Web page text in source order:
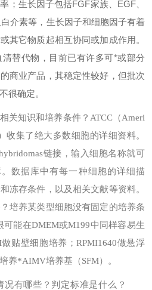
；生长因子包括FGF家族、EGF、
介素等，生长因子和细胞因子有着
其它物质起相互协同或加成作用。
替代物，目前已有许多可*或部分
商业产品，其稳定性较好，但批次
很确定。
关知识和培养条件？ ATCC（Ameri
收集了绝大多数细胞的详细资料。
链接，输入细胞名称就可
数据库中有每一种细胞的详细描
冻存条件，以及相关文献等资料。
培养某类型细胞没有固定的培养条
能在DMEM或M199中同样容易生
贴壁细胞培养；RPMI1640做悬浮
养*AIMV培养基（SFM）。
有哪些？判定标准是什么？